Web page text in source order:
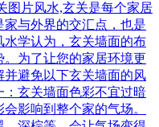
图片风水,玄关是每个家居
与外界的交汇点，也是
水学认为，玄关墙面的布
为了让您的家居环境更
避免以下玄关墙面的风
玄关墙面色彩不宜过暗
影响到整个家的气场。